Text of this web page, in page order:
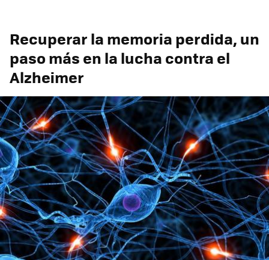
Recuperar la memoria perdida, un
paso más en la lucha contra el
Alzheimer